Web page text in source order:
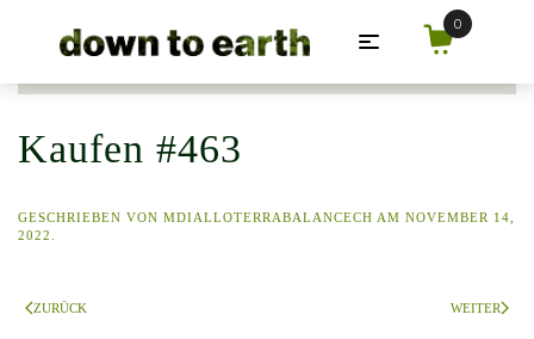
Zum Hauptinhalt springen
Kaufen #463
GESCHRIEBEN VON MDIALLOTERRABALANCECH AM NOVEMBER 14,
2022
ZURÜCK WEITER